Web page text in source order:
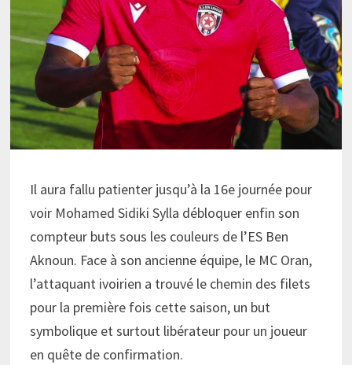
Il aura fallu patienter jusqu’à la 16e journée pour
voir Mohamed Sidiki Sylla débloquer enfin son
compteur buts sous les couleurs de l’ES Ben
Aknoun. Face à son ancienne équipe, le MC Oran,
l’attaquant ivoirien a trouvé le chemin des filets
pour la première fois cette saison, un but
symbolique et surtout libérateur pour un joueur
en quête de confirmation.